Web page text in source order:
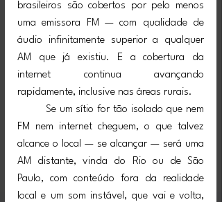
brasileiros são cobertos por pelo menos
uma emissora FM — com qualidade de
áudio infinitamente superior a qualquer
AM que já existiu. E a cobertura da
internet continua avançando
rapidamente, inclusive nas áreas rurais.
FM nem internet cheguem, o que talvez
alcance o local — se alcançar — será uma
AM distante, vinda do Rio ou de São
Paulo, com conteúdo fora da realidade
local e um som instável, que vai e volta,